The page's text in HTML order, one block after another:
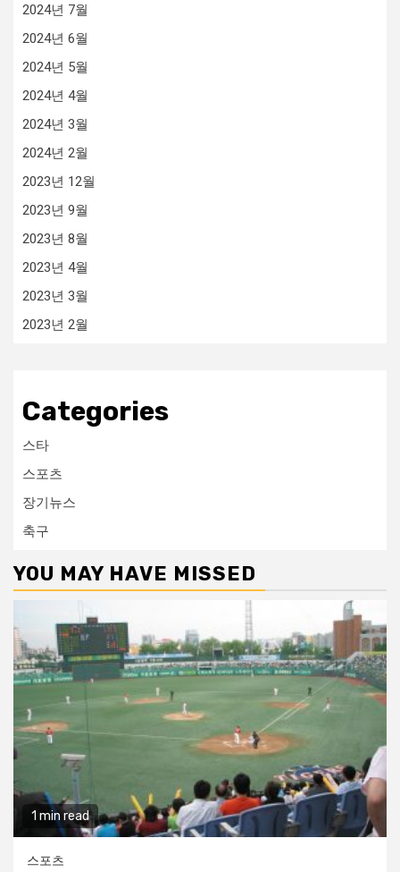
2024년 7월
2024년 6월
2024년 5월
2024년 4월
2024년 3월
2024년 2월
2023년 12월
2023년 9월
2023년 8월
2023년 4월
2023년 3월
2023년 2월
Categories
스타
스포츠
장기뉴스
축구
YOU MAY HAVE MISSED
1 min read
스포츠